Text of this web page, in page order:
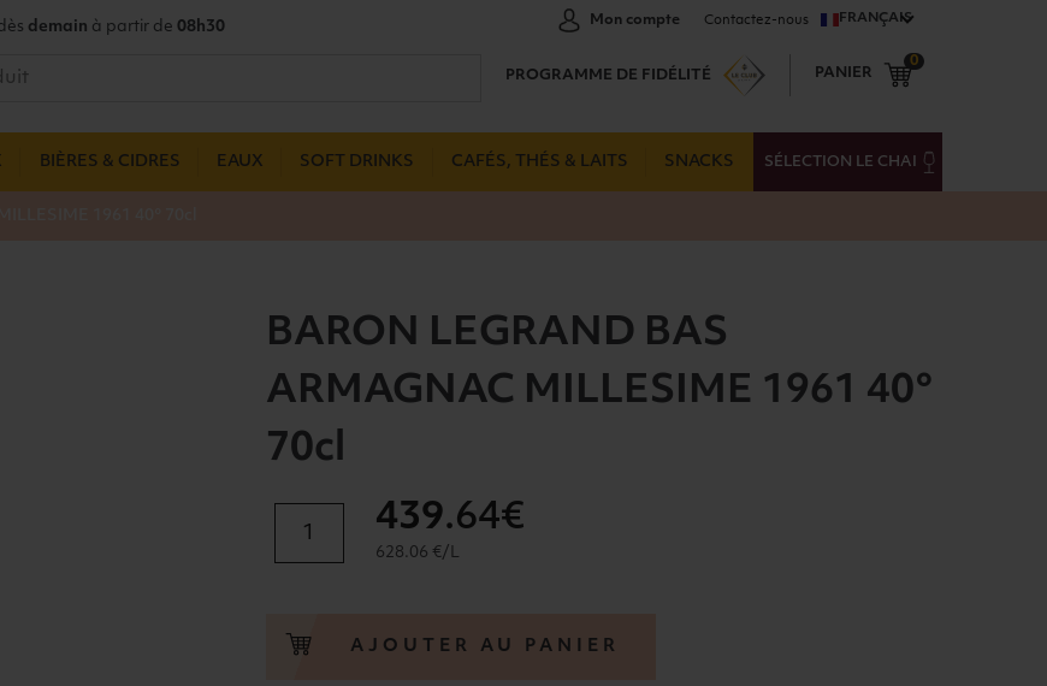
demain à partir de 08h30 Mon compte Contactez-nous FRANÇAIS
PROGRAMME DE FIDÉLITÉ PANIER
0
BIÈRES & CIDRES EAUX SOFT DRINKS CAFÉS, THÉS & LAITS SNACKS SÉLECTION LE CHAI
BARON LEGRAND BAS
ARMAGNAC MILLESIME 1961 40°
70cl
BAS
ARMAGNAC
439.64€
628.06 €/L
AJOUTER AU PANIER